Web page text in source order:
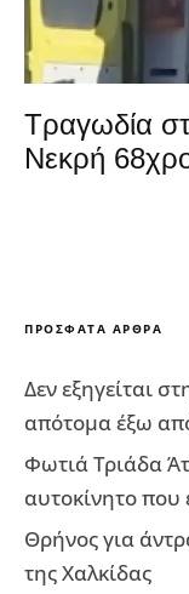
Τραγωδία
Νεκρή
ΠΡΌΣΦΑΤΑ ΆΡΘΡΑ
Δεν εξηγείται
απότομα έξω
Φωτιά Τριάδα
αυτοκίνητο που
Θρήνος για
της Χαλκίδας